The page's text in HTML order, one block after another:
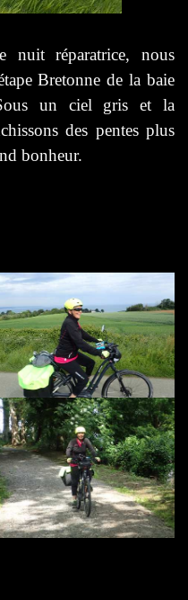
nuit réparatrice, nous
Bretonne de la baie
un ciel gris et la
des pentes plus
bonheur.